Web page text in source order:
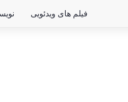
فیلم های ویدئویی